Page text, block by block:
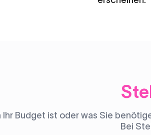
Ihr Budget ist oder was Sie
Bei